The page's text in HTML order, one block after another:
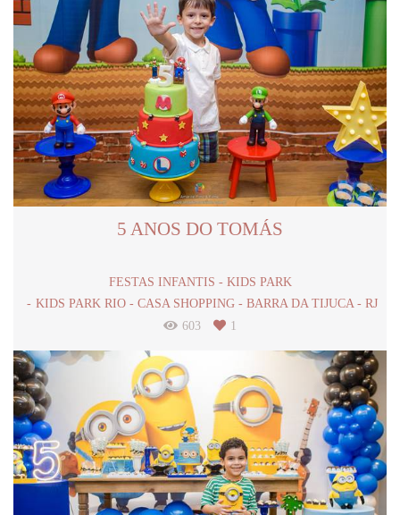
5 ANOS DO TOMÁS
FESTAS INFANTIS - KIDS PARK
KIDS PARK RIO - CASA SHOPPING - BARRA DA TIJUCA - RJ
603
1